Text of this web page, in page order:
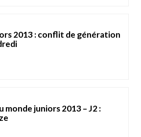
2013 : conflit de génération
monde juniors 2013 – J2 :